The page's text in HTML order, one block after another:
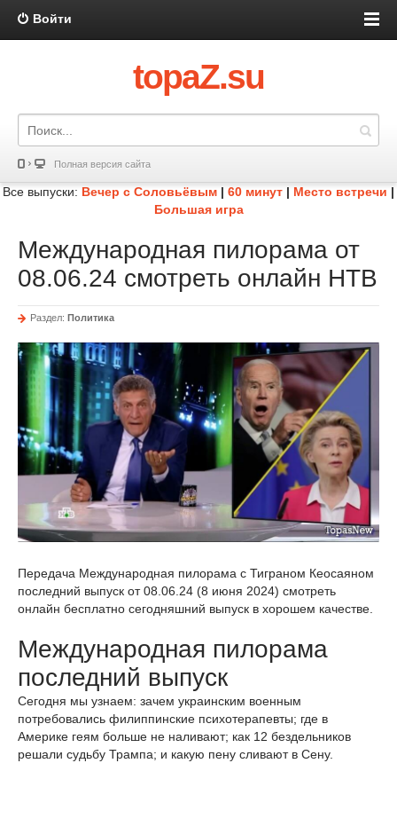
Войти
topaZ.su
Полная версия сайта
Все выпуски: Вечер с Соловьёвым | 60 минут | Место встречи |
Большая игра
Международная пилорама от
08.06.24 смотреть онлайн НТВ
Раздел: Политика
Передача Международная пилорама с Тиграном Кеосаяном
последний выпуск от 08.06.24 (8 июня 2024) смотреть
онлайн бесплатно сегодняшний выпуск в хорошем качестве.
Международная пилорама
последний выпуск
Сегодня мы узнаем: зачем украинским военным
потребовались филиппинские психотерапевты; где в
Америке геям больше не наливают; как 12 бездельников
решали судьбу Трампа; и какую пену сливают в Сену.